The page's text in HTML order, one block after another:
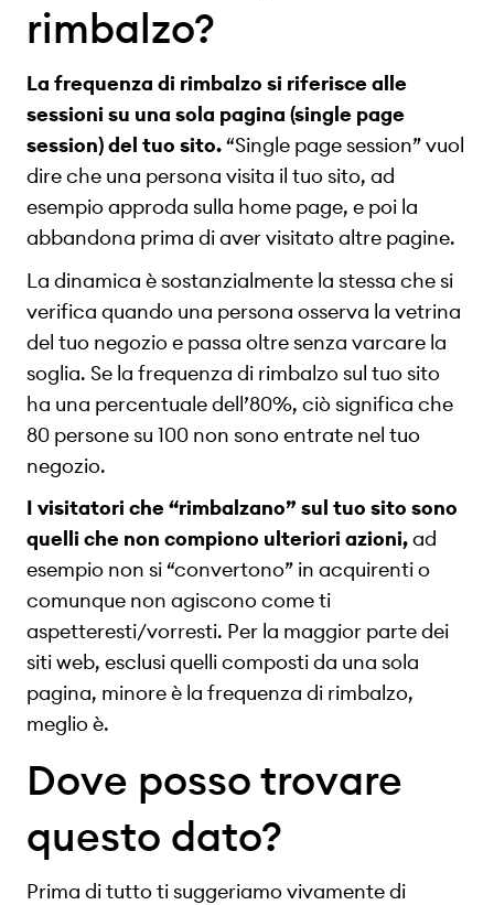
rimbalzo?
La frequenza di rimbalzo si riferisce alle
sessioni su una sola pagina (single page
session) del tuo sito.“Single page session” vuol
dire che una persona visita il tuo sito, ad
esempio approda sulla home page, e poi la
abbandona prima di aver visitato altre pagine.
La dinamica è sostanzialmente la stessa che si
verifica quando una persona osserva la vetrina
del tuo negozio e passa oltre senza varcare la
soglia. Se la frequenza di rimbalzo sul tuo sito
ha una percentuale dell’80%, ciò significa che
80 persone su 100 non sono entrate nel tuo
negozio.
I visitatori che “rimbalzano” sul tuo sito sono
quelli che non compiono ulteriori azioni,ad
esempio non si “convertono” in acquirenti o
comunque non agiscono come ti
aspetteresti/vorresti. Per la maggior parte dei
siti web, esclusi quelli composti da una sola
pagina, minore è la frequenza di rimbalzo,
meglio è.
Dove posso trovare
questo dato?
Prima di tutto ti suggeriamo vivamente di